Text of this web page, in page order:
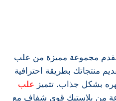
نقدم مجموعة مميزة من علب
منتجاتك بطريقة احترافية
بشكل جذاب. تتميز علب
من بلاستيك قوي شفاف مع